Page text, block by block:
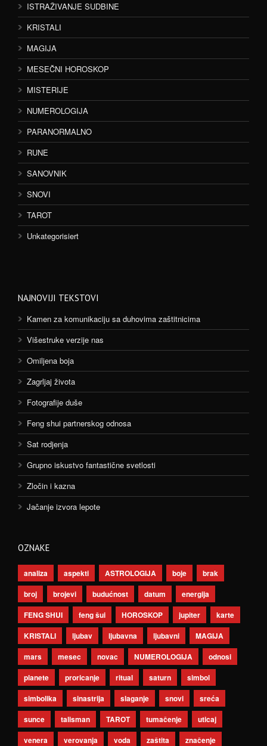
ISTRAŽIVANJE SUDBINE
KRISTALI
MAGIJA
MESEČNI HOROSKOP
MISTERIJE
NUMEROLOGIJA
PARANORMALNO
RUNE
SANOVNIK
SNOVI
TAROT
Unkategorisiert
NAJNOVIJI TEKSTOVI
Kamen za komunikaciju sa duhovima zaštitnicima
Višestruke verzije nas
Omiljena boja
Zagrljaj života
Fotografije duše
Feng shui partnerskog odnosa
Sat rodjenja
Grupno iskustvo fantastične svetlosti
Zločin i kazna
Jačanje izvora lepote
OZNAKE
analiza aspekti ASTROLOGIJA boje
brak
broj
brojevi budućnost datum
energija
FENG SHUI
feng šui HOROSKOP jupiter
karte
KRISTALI
ljubav ljubavna ljubavni
MAGIJA
mars
mesec novac NUMEROLOGIJA
odnosi
planete
proricanje ritual saturn
simbol
simbolika
sinastrija slaganje snovi
sreća
sunce
talisman TAROT tumačenje
uticaj
venera
verovanja voda zaštita značenje